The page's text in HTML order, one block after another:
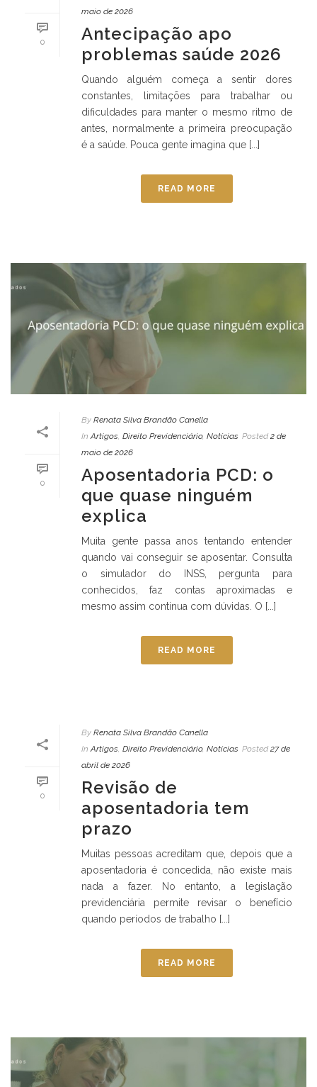
0
maio de 2026
Antecipação apo
problemas saúde 2026
Quando alguém começa a sentir dores
constantes, limitações para trabalhar ou
dificuldades para manter o mesmo ritmo de
antes, normalmente a primeira preocupação
é a saúde. Pouca gente imagina que [...]
READ MORE
0
By Renata Silva Brandão Canella
In Artigos Direito Previdenciário, Notícias Posted 2 de
maio de 2026
Aposentadoria PCD: o
que quase ninguém
explica
Muita gente passa anos tentando entender
quando vai conseguir se aposentar. Consulta
o simulador do INSS, pergunta para
conhecidos, faz contas aproximadas e
mesmo assim continua com dúvidas. O [...]
READ MORE
0
By Renata Silva Brandão Canella
In Artigos Direito Previdenciário, Notícias Posted 27 de
abril de 2026
Revisão de
aposentadoria tem
prazo
Muitas pessoas acreditam que, depois que a
aposentadoria é concedida, não existe mais
nada a fazer. No entanto, a legislação
previdenciária permite revisar o benefício
quando períodos de trabalho [...]
READ MORE